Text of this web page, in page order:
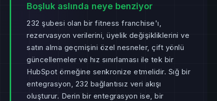
Boşluk aslında neye benziyor
232 şubesi olan bir fitness franchise'ı,
rezervasyon verilerini, üyelik değişikliklerini ve
satın alma geçmişini özel nesneler, çift yönlü
güncellemeler ve hız sınırlaması ile tek bir
HubSpot örneğine senkronize etmelidir. Sığ bir
entegrasyon, 232 bağlantısız veri akışı
oluşturur. Derin bir entegrasyon ise, bir